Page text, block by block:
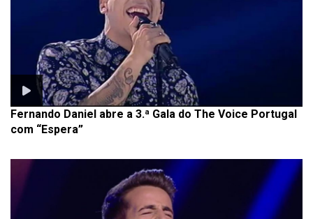
Fernando Daniel abre a 3.ª Gala do The Voice Portugal
com “Espera”